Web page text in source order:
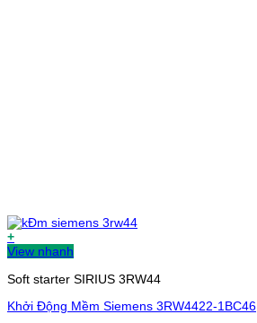
+
View nhanh
Soft starter SIRIUS 3RW44
Khởi Động Mềm Siemens 3RW4422-1BC46